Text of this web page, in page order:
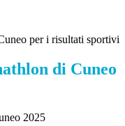
per i risultati sportivi
di Cuneo